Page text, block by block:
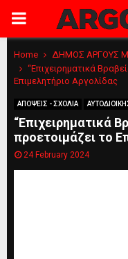
PRIMARY
MENU
Home
ΔΗΜΟΣ ΑΡΓΟΥΣ
“Επιχειρηματικά
Επιμελητήριο Αργολίδας
ΑΠΟΨΕΙΣ - ΣΧΟΛΙΑ
“Επιχειρηματικά
προετοιμάζει το
24 February 2024